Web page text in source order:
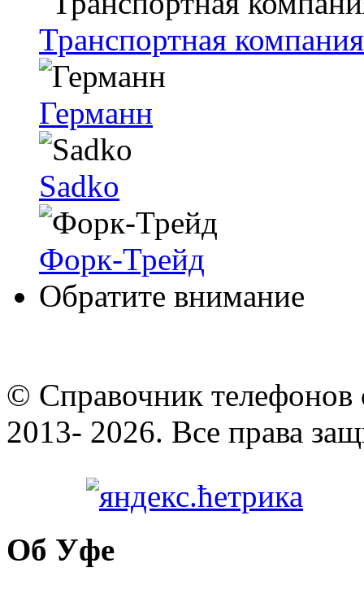
Транспортная компания
Германн
Sadko
Форк-Трейд
Обратите внимание
© Cправочник телефонов
2013- 2026. Все права
Об Уфе